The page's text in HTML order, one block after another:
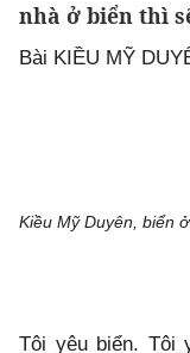
nhà ở biển thì
Bài KIỀU MỸ
Kiều Mỹ Duyên, biển
Tôi yêu biển. Tôi